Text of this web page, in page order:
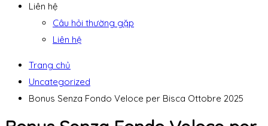
Liên hệ
Câu hỏi thường gặp
Liên hệ
Trang chủ
Uncategorized
Bonus Senza Fondo Veloce per Bisca Ottobre 2025